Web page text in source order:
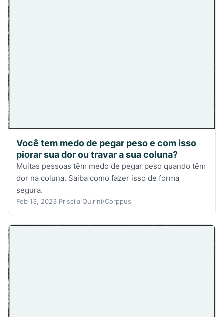
Você tem medo de pegar peso e com isso
piorar sua dor ou travar a sua coluna?
Muitas pessoas têm medo de pegar peso quando têm
dor na coluna. Saiba como fazer isso de forma
segura.
Feb 13, 2023 Priscila Quirini/Corppus